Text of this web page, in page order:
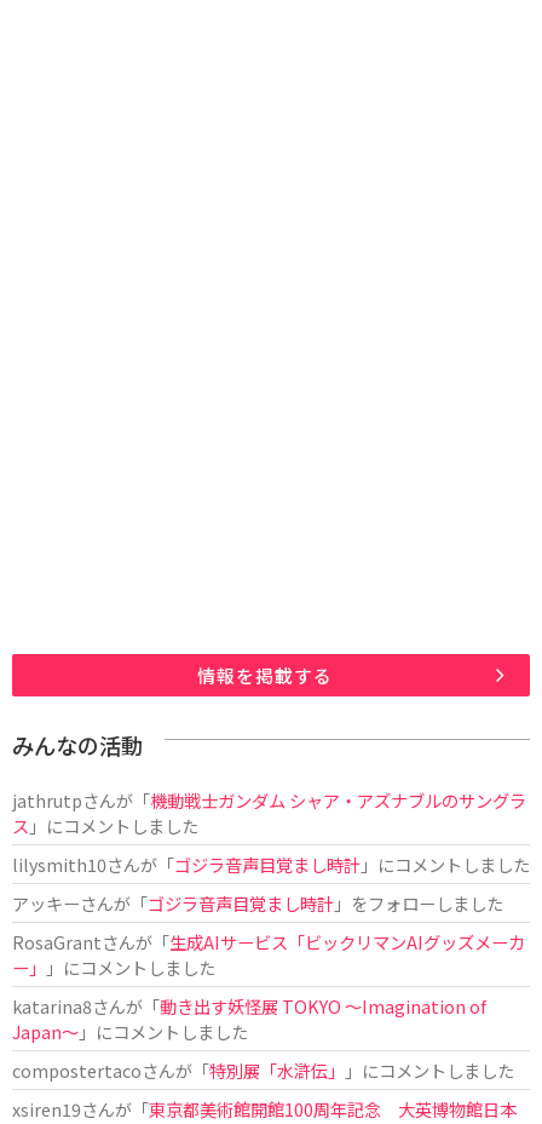
情報を掲載する
みんなの活動
jathrutpさんが「機動戦士ガンダム シャア・アズナブルのサングラ
ス 」にコメントしました
lilysmith10さんが「ゴジラ音声目覚まし時計」にコメントしました
アッキーさんが「ゴジラ音声目覚まし時計」をフォローしました
RosaGrantさんが「生成AIサービス「ビックリマンAIグッズメーカ
ー」
」にコメントしました
katarina8さんが「動き出す妖怪展 TOKYO 〜Imagination of
Japan〜」にコメントしました
compostertacoさんが「特別展「水滸伝」
」にコメントしました
xsiren19さんが「東京都美術館開館100周年記念 大英博物館日本